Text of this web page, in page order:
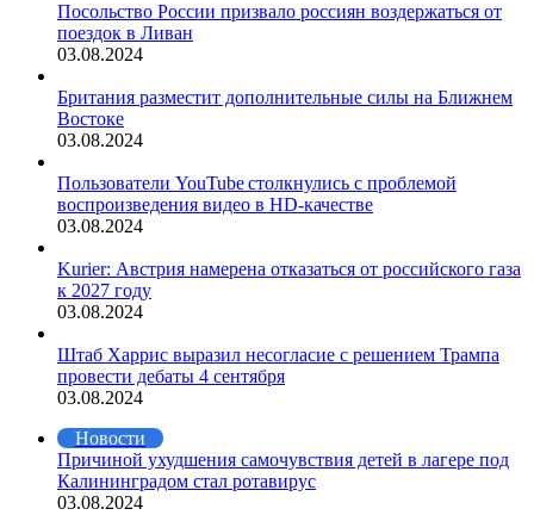
Посольство России призвало россиян воздержаться от
поездок в Ливан
03.08.2024
Британия разместит дополнительные силы на Ближнем
Востоке
03.08.2024
Пользователи YouTube столкнулись с проблемой
воспроизведения видео в HD-качестве
03.08.2024
Kurier: Австрия намерена отказаться от российского газа
к 2027 году
03.08.2024
Штаб Харрис выразил несогласие с решением Трампа
провести дебаты 4 сентября
03.08.2024
Новости
Причиной ухудшения самочувствия детей в лагере под
Калининградом стал ротавирус
03.08.2024